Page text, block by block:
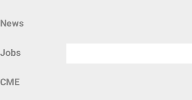
News
Jobs
CME